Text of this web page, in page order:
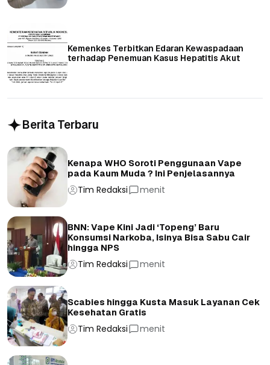
Kemenkes Terbitkan Edaran Kewaspadaan
terhadap Penemuan Kasus Hepatitis Akut
Berita Terbaru
Kenapa WHO Soroti Penggunaan Vape
pada Kaum Muda ? Ini Penjelasannya
Tim Redaksi menit
BNN: Vape Kini Jadi ‘Topeng’ Baru
Konsumsi Narkoba, Isinya Bisa Sabu Cair
hingga NPS
Tim Redaksi menit
Scabies hingga Kusta Masuk Layanan Cek
Kesehatan Gratis
Tim Redaksi menit